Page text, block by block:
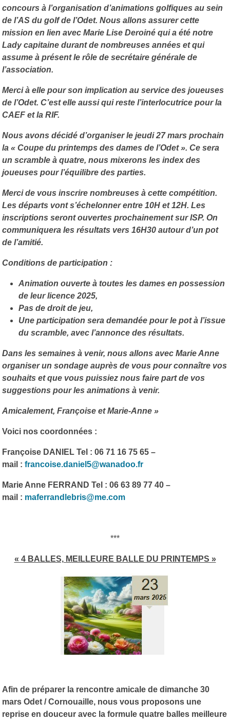
concours à l’organisation d’animations golfiques au sein
de l’AS du golf de l’Odet. Nous allons assurer cette
mission en lien avec Marie Lise Deroiné qui a été notre
Lady capitaine durant de nombreuses années et qui
assume à présent le rôle de secrétaire générale de
l’association.
Merci à elle pour son implication au service des joueuses
de l’Odet. C’est elle aussi qui reste l’interlocutrice pour la
CAEF et la RIF.
Nous avons décidé d’organiser le jeudi 27 mars prochain
la « Coupe du printemps des dames de l’Odet ». Ce sera
un scramble à quatre, nous mixerons les index des
joueuses pour l’équilibre des parties.
Merci de vous inscrire nombreuses à cette compétition.
Les départs vont s’échelonner entre 10H et 12H. Les
inscriptions seront ouvertes prochainement sur ISP. On
communiquera les résultats vers 16H30 autour d’un pot
de l’amitié.
Conditions de participation :
Animation ouverte à toutes les dames en possession
de leur licence 2025,
Pas de droit de jeu,
Une participation sera demandée pour le pot à l’issue
du scramble, avec l’annonce des résultats.
Dans les semaines à venir, nous allons avec Marie Anne
organiser un sondage auprès de vous pour connaître vos
souhaits et que vous puissiez nous faire part de vos
suggestions pour les animations à venir.
Amicalement, Françoise et Marie-Anne »
Voici nos coordonnées :
Françoise DANIEL Tel : 06 71 16 75 65 –
mail : francoise.daniel5@wanadoo.fr
Marie Anne FERRAND Tel : 06 63 89 77 40 –
mail : maferrandlebris@me.com
***
« 4 BALLES, MEILLEURE BALLE DU PRINTEMPS »
Afin de préparer la rencontre amicale de dimanche 30
mars Odet / Cornouaille, nous vous proposons une
reprise en douceur avec la formule quatre balles meilleure